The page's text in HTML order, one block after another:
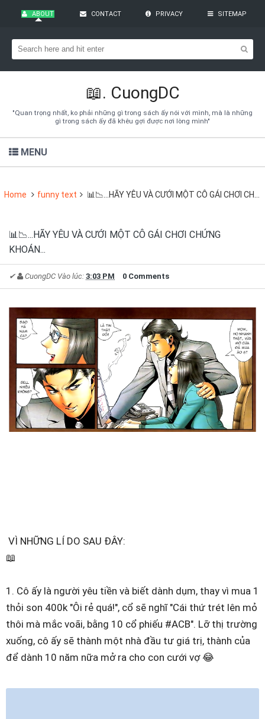
ABOUT CONTACT PRIVACY SITEMAP
📖. CuongDC
"Quan trọng nhất, ko phải những gì trong sách ấy nói với mình, mà là những
gì trong sách ấy đã khêu gợi được nơi lòng mình"
MENU
Home funny text 📊📉...HÃY YÊU VÀ CƯỚI MỘT CÔ GÁI CHƠI CHỨNG KHOÁN...
📊📉...HÃY YÊU VÀ CƯỚI MỘT CÔ GÁI CHƠI CHỨNG
KHOÁN...
✔ CuongDC Vào lúc: 3:03 PM 0 Comments
VÌ NHỮNG LÍ DO SAU ĐÂY:
📖
1. Cô ấy là người yêu tiền và biết dành dụm, thay vì mua 1
thỏi son 400k "Ôi rẻ quá!", cổ sẽ nghĩ "Cái thứ trét lên mỏ
thôi mà mắc voãi, bằng 10 cổ phiếu #ACB". Lỡ thị trường
xuống, cô ấy sẽ thành một nhà đầu tư giá trị, thành của
để dành 10 năm nữa mở ra cho con cưới vợ 😂
Bạn đang cần tìm kiếm gì?
Theo dõi blog qua Email
Hãy đăng kí theo dõi blog để cập nhật những thủ thuật blogger,